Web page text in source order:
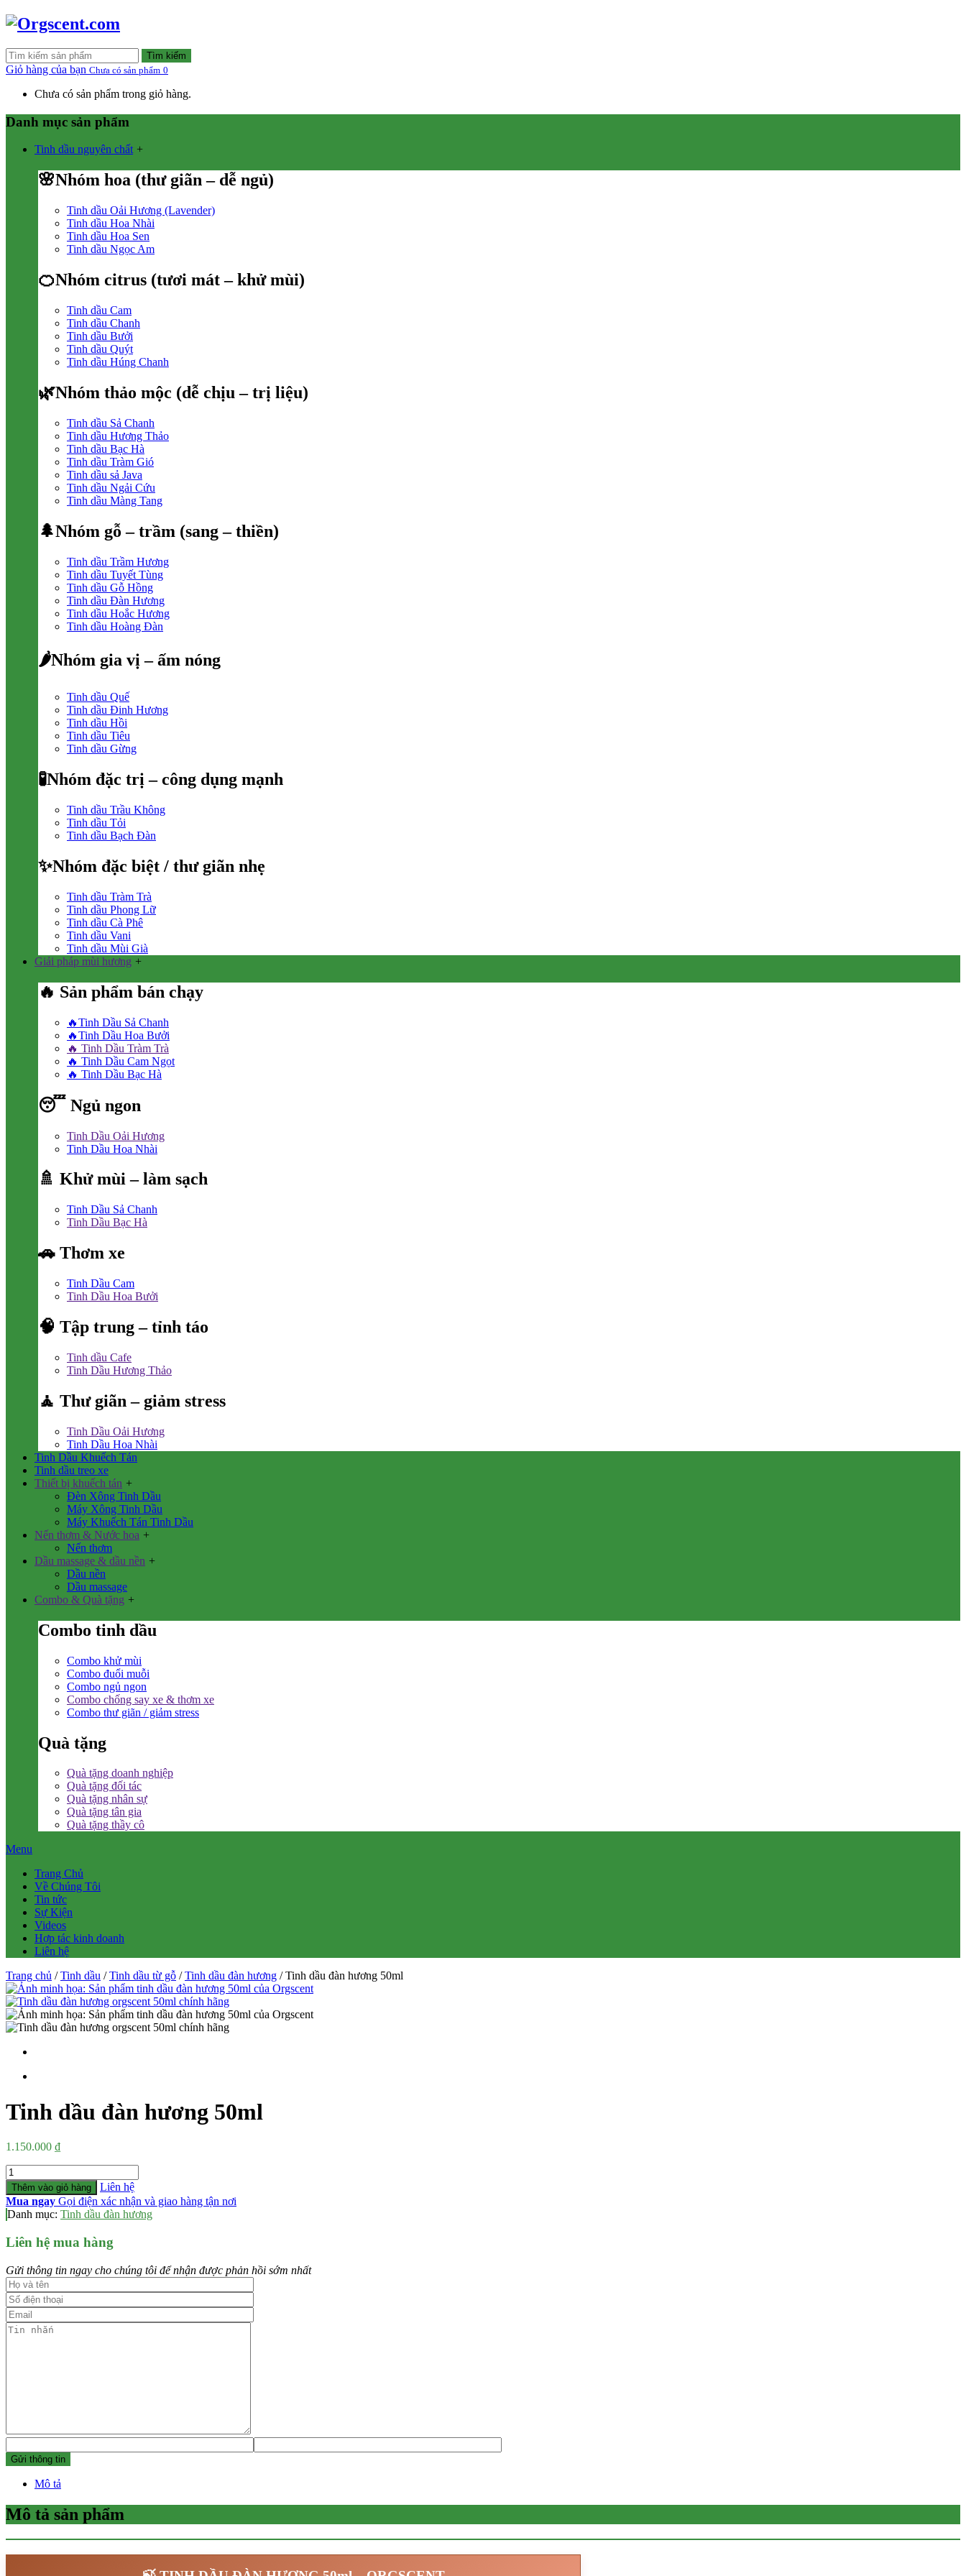
Tìm kiếm
Giỏ hàng của bạn Chưa có sản phẩm 0
Chưa có sản phẩm trong giỏ hàng.
Danh mục sản phẩm
Tinh dầu nguyên chất +
🌸Nhóm hoa (thư giãn – dễ ngủ)
Tinh dầu Oải Hương (Lavender)
Tinh dầu Hoa Nhài
Tinh dầu Hoa Sen
Tinh dầu Ngọc Am
🍊Nhóm citrus (tươi mát – khử mùi)
Tinh dầu Cam
Tinh dầu Chanh
Tinh dầu Bưởi
Tinh dầu Quýt
Tinh dầu Húng Chanh
🌿Nhóm thảo mộc (dễ chịu – trị liệu)
Tinh dầu Sả Chanh
Tinh dầu Hương Thảo
Tinh dầu Bạc Hà
Tinh dầu Tràm Gió
Tinh dầu sả Java
Tinh dầu Ngải Cứu
Tinh dầu Màng Tang
🌲Nhóm gỗ – trầm (sang – thiền)
Tinh dầu Trầm Hương
Tinh dầu Tuyết Tùng
Tinh dầu Gỗ Hồng
Tinh dầu Đàn Hương
Tinh dầu Hoắc Hương
Tinh dầu Hoàng Đàn
🌶Nhóm gia vị – ấm nóng
Tinh dầu Quế
Tinh dầu Đinh Hương
Tinh dầu Hồi
Tinh dầu Tiêu
Tinh dầu Gừng
🧪Nhóm đặc trị – công dụng mạnh
Tinh dầu Trầu Không
Tinh dầu Tỏi
Tinh dầu Bạch Đàn
✨Nhóm đặc biệt / thư giãn nhẹ
Tinh dầu Tràm Trà
Tinh dầu Phong Lữ
Tinh dầu Cà Phê
Tinh dầu Vani
Tinh dầu Mùi Già
Giải pháp mùi hương +
🔥 Sản phẩm bán chạy
🔥Tinh Dầu Sả Chanh
🔥Tinh Dầu Hoa Bưởi
🔥 Tinh Dầu Tràm Trà
🔥 Tinh Dầu Cam Ngọt
🔥 Tinh Dầu Bạc Hà
😴 Ngủ ngon
Tinh Dầu Oải Hương
Tinh Dầu Hoa Nhài
🚿 Khử mùi – làm sạch
Tinh Dầu Sả Chanh
Tinh Dầu Bạc Hà
🚗 Thơm xe
Tinh Dầu Cam
Tinh Dầu Hoa Bưởi
🧠 Tập trung – tỉnh táo
Tinh dầu Cafe
Tinh Dầu Hương Thảo
🧘 Thư giãn – giảm stress
Tinh Dầu Oải Hương
Tinh Dầu Hoa Nhài
Tinh Dầu Khuếch Tán
Tinh dầu treo xe
Thiết bị khuếch tán +
Đèn Xông Tinh Dầu
Máy Xông Tinh Dầu
Máy Khuếch Tán Tinh Dầu
Nến thơm & Nước hoa +
Nến thơm
Dầu massage & dầu nền +
Dầu nền
Dầu massage
Combo & Quà tặng +
Combo tinh dầu
Combo khử mùi
Combo đuổi muỗi
Combo ngủ ngon
Combo chống say xe & thơm xe
Combo thư giãn / giảm stress
Quà tặng
Quà tặng doanh nghiệp
Quà tặng đối tác
Quà tặng nhân sự
Quà tặng tân gia
Quà tặng thầy cô
Menu
Trang Chủ
Về Chúng Tôi
Tin tức
Sự Kiện
Videos
Hợp tác kinh doanh
Liên hệ
Trang chủ /Tinh dầu /Tinh dầu từ gỗ /Tinh dầu đàn hương / Tinh dầu đàn hương 50ml
Tinh dầu đàn hương 50ml
1.150.000 ₫
Số
lượng
Thêm vào giỏ hàng
Liên hệ
Mua ngay Gọi điện xác nhận và giao hàng tận nơi
Danh mục: Tinh dầu đàn hương
Liên hệ mua hàng
Gửi thông tin ngay cho chúng tôi để nhận được phản hồi sớm nhất
Mô tả
Mô tả sản phẩm